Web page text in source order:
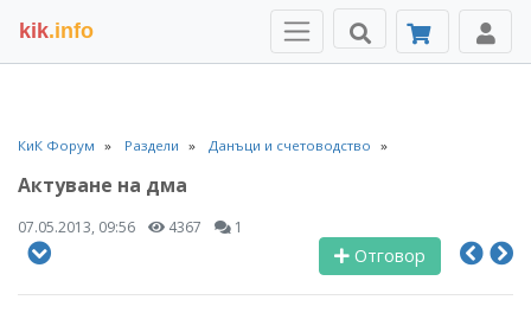
kik.info
КиК Форум Раздели Данъци и счетоводство
Актуване на дма
07.05.2013, 09:56 4367 1
Отговор